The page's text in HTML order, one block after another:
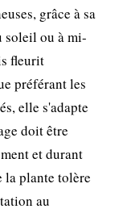
grâce à sa
soleil ou à mi-
fleurit
préférant les
elle s'adapte
doit être
et durant
la plante tolère
au